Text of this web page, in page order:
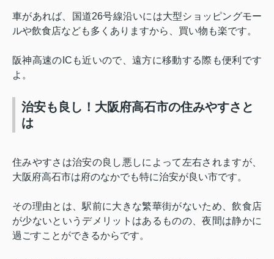
車があれば、国道26号線沿いには大型ショッピングモー
ルや飲食店なども多くありますから、買い物も楽です。
阪神高速の IC も近いので、遠方に移動する際も便利です
よ。
治安も良し！大阪府高石市の住みやすさと
は
住みやすさは治安の良し悪しによって左右されますが、
大阪府高石市は府のなかでも特に治安が良い市です。
その理由とは、駅前に大きな繁華街がないため、飲食店
が少ないというデメリットはあるものの、夜間は静かに
過ごすことができるからです。